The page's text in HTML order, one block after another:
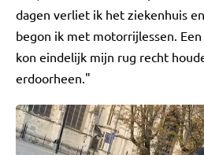
dagen verliet ik het ziekenhuis
begon ik met motorrijlessen.
kon eindelijk mijn rug recht
erdoorheen."